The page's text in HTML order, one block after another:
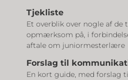
Tjekliste
Et overblik over nogle af
opmærksom på, i
aftale om juniormesterlære
Forslag til
En kort guide, med forslag